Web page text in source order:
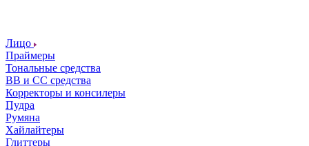
Лицо
Праймеры
Тональные средства
ВВ и СС средства
Корректоры и консилеры
Пудра
Румяна
Хайлайтеры
Глиттеры